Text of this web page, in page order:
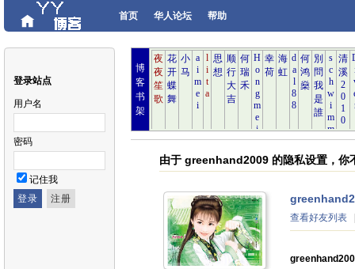
首页 华人论坛 帮助
登录站点
用户名
密码
记住我
博
客
书
架
由于 greenhand2009 的隐私设置，你
查看好友列表